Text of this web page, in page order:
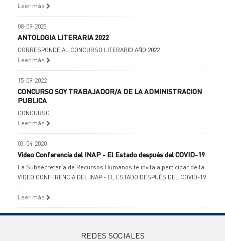
Leer más
08-09-2023
ANTOLOGIA LITERARIA 2022
CORRESPONDE AL CONCURSO LITERARIO AÑO 2022
Leer más
15-09-2022
CONCURSO SOY TRABAJADOR/A DE LA ADMINISTRACION
PUBLICA
CONCURSO
Leer más
03-04-2020
Video Conferencia del INAP - El Estado después del COVID-19
La Subsecretaría de Recursos Humanos te invita a participar de la
VIDEO CONFERENCIA DEL INAP - EL ESTADO DESPUÉS DEL COVID-19.
.
Leer más
REDES SOCIALES